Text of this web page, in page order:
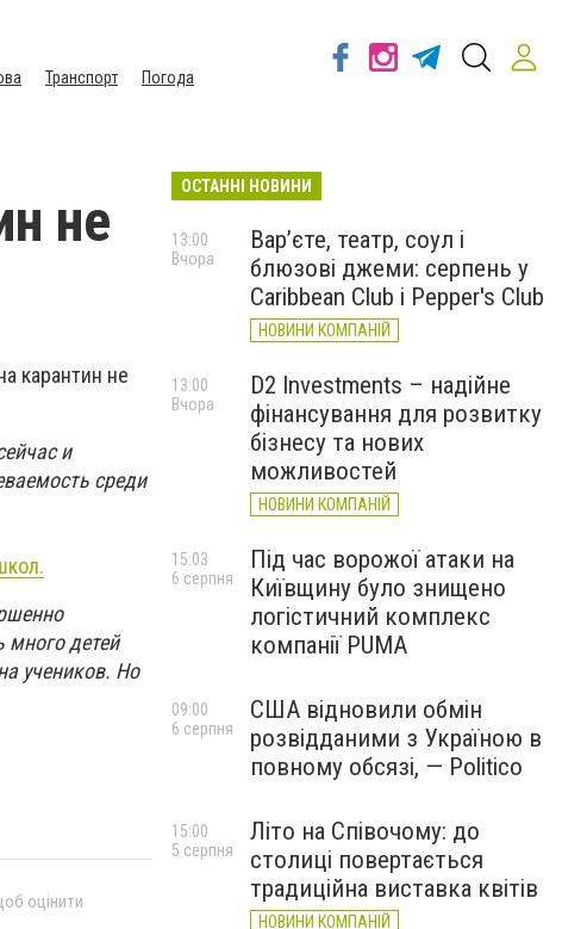
Транспорт Погода
не
карантин не
и
среди
детей
учеников. Но
оцінити
ОСТАННІ НОВИНИ
Вар’єте, театр, соул і
блюзові джеми: серпень у
Caribbean Club і Pepper's Club
НОВИНИ КОМПАНІЙ
13:00
Вчора
D2 Investments – надійне
фінансування для розвитку
бізнесу та нових
можливостей
НОВИНИ КОМПАНІЙ
13:00
Вчора
Під час ворожої атаки на
Київщину було знищено
логістичний комплекс
компанії PUMA
15:03
6 серпня
США відновили обмін
розвідданими з Україною в
повному обсязі, — Politico
09:00
6 серпня
Літо на Співочому: до
столиці повертається
традиційна виставка квітів
НОВИНИ КОМПАНІЙ
15:00
5 серпня